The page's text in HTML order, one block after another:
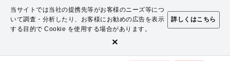
当サイトでは当社の提携先等がお客様のニーズ等につ
いて調査・分析したり、お客様にお勧めの広告を表示
する目的で Cookie を使用する場合があります。
詳しくはこちら
×